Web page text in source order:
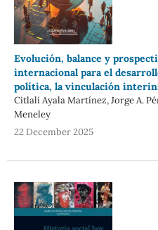
Evolución, balance y
internacional para el
política, la vinculación
Citlali Ayala Martínez, Jorge A.
Meneley
22 December 2025